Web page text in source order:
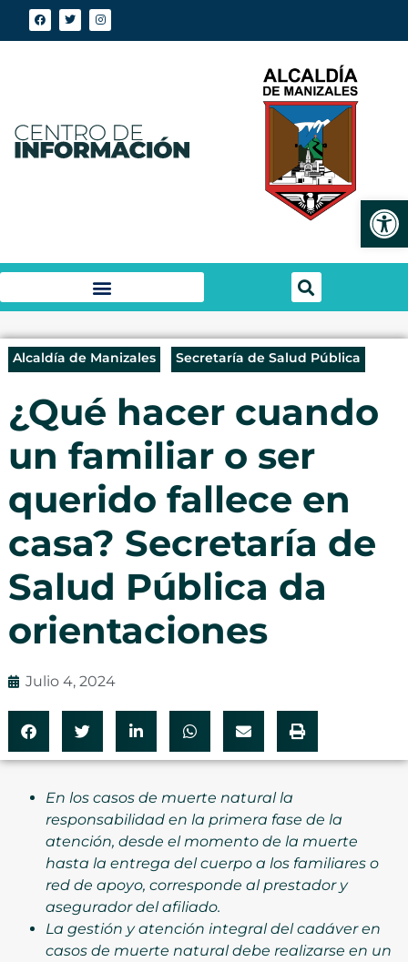
Alcaldía de Manizales Secretaría de Salud Pública
¿Qué hacer cuando
un familiar o ser
querido fallece en
casa? Secretaría de
Salud Pública da
orientaciones
Julio 4, 2024
En los casos de muerte natural la
responsabilidad en la primera fase de la
atención, desde el momento de la muerte
hasta la entrega del cuerpo a los familiares o
red de apoyo, corresponde al prestador y
asegurador del afiliado.
La gestión y atención integral del cadáver en
casos de muerte natural debe realizarse en un